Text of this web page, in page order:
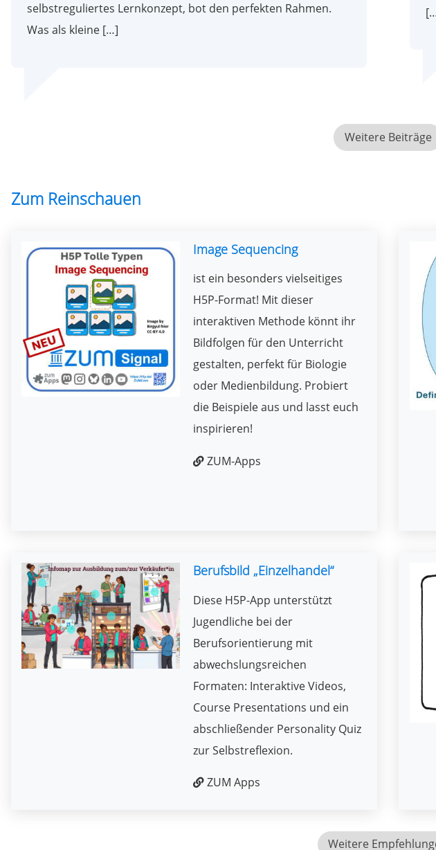
selbstreguliertes Lernkonzept, bot den perfekten Rahmen.
Was als kleine […]
Weitere Beiträge
Zum Reinschauen
Image Sequencing
ist ein besonders vielseitiges
H5P-Format! Mit dieser
interaktiven Methode könnt ihr
Bildfolgen für den Unterricht
gestalten, perfekt für Biologie
oder Medienbildung. Probiert
die Beispiele aus und lasst euch
inspirieren!
ZUM-Apps
Berufsbild „Einzelhandel“
Diese H5P-App unterstützt
Jugendliche bei der
Berufsorientierung mit
abwechslungsreichen
Formaten: Interaktive Videos,
Course Presentations und ein
abschließender Personality Quiz
zur Selbstreflexion.
ZUM Apps
Weitere